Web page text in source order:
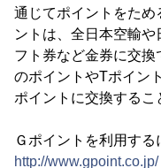
通じてポイントをため
ントは、全日本空輸
フト券など金券に交
のポイントやTポイン
ポイントに交換するこ
Ｇポイントを利用す
http://www.gpoint.co.jp/